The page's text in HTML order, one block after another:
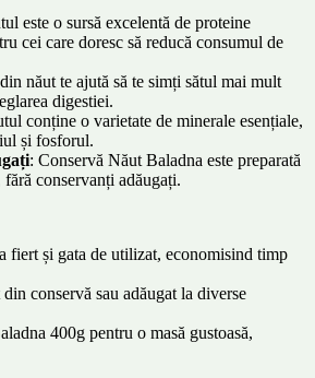
este o sursă excelentă de proteine
cei care doresc să reducă consumul de
năut te ajută să te simți sătul mai mult
digestiei.
conține o varietate de minerale esențiale,
și fosforul.
: Conservă Năut Baladna este preparată
conservanți adăugați.
fiert și gata de utilizat, economisind timp
conservă sau adăugat la diverse
400g pentru o masă gustoasă,